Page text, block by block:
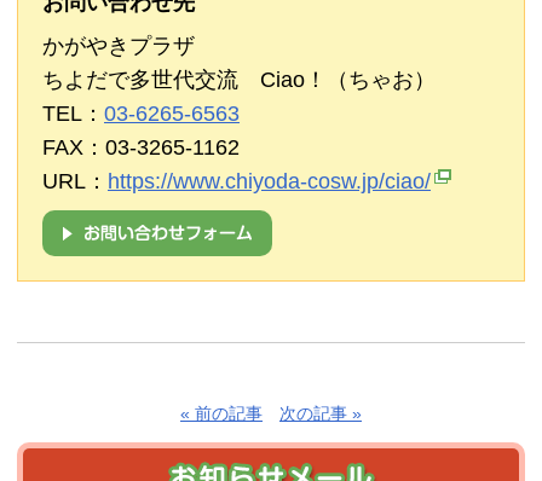
かがやきプラザ
ちよだで多世代交流 Ciao！（ちゃお）
TEL： 03-6265-6563
FAX：03-3265-1162
URL： https://www.chiyoda-cosw.jp/ciao/
« 前の記事 次の記事 »